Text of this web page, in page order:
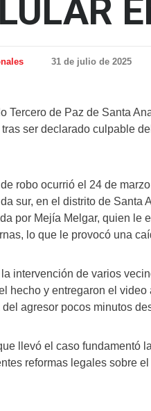
31 de julio de 2025
Tercero de Paz de Santa
ser declarado culpable
robo ocurrió el 24 de
sur, en el distrito de Santa
por Mejía Melgar, quien le
lo que le provocó una
intervención de varios
hecho y entregaron el
agresor pocos minutos
llevó el caso fundamentó
reformas legales sobre